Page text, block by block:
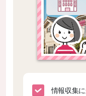
情報収集